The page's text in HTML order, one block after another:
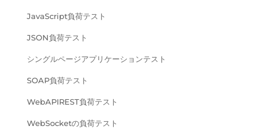
JavaScript負荷テスト
JSON負荷テスト
シングルページアプリケーションテスト
SOAP負荷テスト
WebAPIREST負荷テスト
WebSocketの負荷テスト